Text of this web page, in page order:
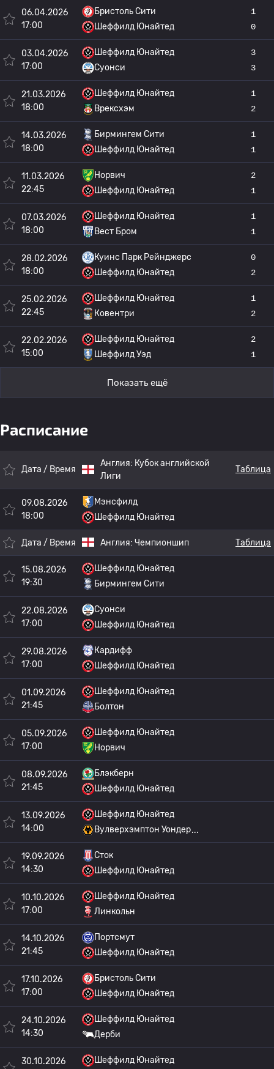
06.04.2026
17:00
Бристоль Сити
Шеффилд Юнайтед
1
0
03.04.2026
17:00
Шеффилд Юнайтед
Суонси
3
3
21.03.2026
18:00
Шеффилд Юнайтед
Врексхэм
1
2
14.03.2026
18:00
Бирмингем Сити
Шеффилд Юнайтед
1
1
11.03.2026
22:45
Норвич
Шеффилд Юнайтед
2
1
07.03.2026
18:00
Шеффилд Юнайтед
Вест Бром
1
1
28.02.2026
18:00
Куинс Парк Рейнджерс
Шеффилд Юнайтед
0
2
25.02.2026
22:45
Шеффилд Юнайтед
Ковентри
1
2
22.02.2026
15:00
Шеффилд Юнайтед
Шеффилд Уэд
2
1
Показать ещё
Расписание
Дата / Время
Англия: Кубок английской
Лиги
Таблица
09.08.2026
18:00
Мэнсфилд
Шеффилд Юнайтед
Дата / Время Англия: Чемпионшип Таблица
15.08.2026
19:30
Шеффилд Юнайтед
Бирмингем Сити
22.08.2026
17:00
Суонси
Шеффилд Юнайтед
29.08.2026
17:00
Кардифф
Шеффилд Юнайтед
01.09.2026
21:45
Шеффилд Юнайтед
Болтон
05.09.2026
17:00
Шеффилд Юнайтед
Норвич
08.09.2026
21:45
Блэкберн
Шеффилд Юнайтед
13.09.2026
14:00
Шеффилд Юнайтед
Вулверхэмптон Уондер
19.09.2026
14:30
Сток
Шеффилд Юнайтед
10.10.2026
17:00
Шеффилд Юнайтед
Линкольн
14.10.2026
21:45
Портсмут
Шеффилд Юнайтед
17.10.2026
17:00
Бристоль Сити
Шеффилд Юнайтед
24.10.2026
14:30
Шеффилд Юнайтед
Дерби
30.10.2026 Шеффилд Юнайтед